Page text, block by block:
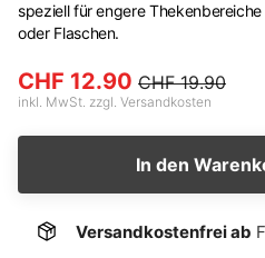
speziell für engere
oder Flaschen.
CHF 12.90 CHF 19.90
inkl. MwSt. zzgl. Versandkosten
In den
Versandkostenfrei ab